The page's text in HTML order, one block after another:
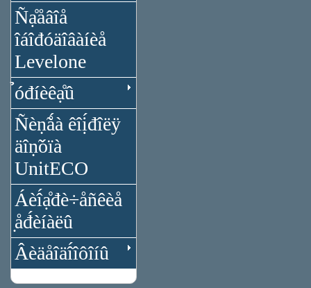
Ñạ̊åâîå
îáîđóäîâàíèå
Levelone
̉óđíèêạ̊û
Ñèṇ̃ǻà êîị́đîëÿ
äîṇ̃óïà
UnitECO
Áèî́ạ̊đè÷åñêèå
̣åđ́èíàëû
Âèäåîäî́îôîíû